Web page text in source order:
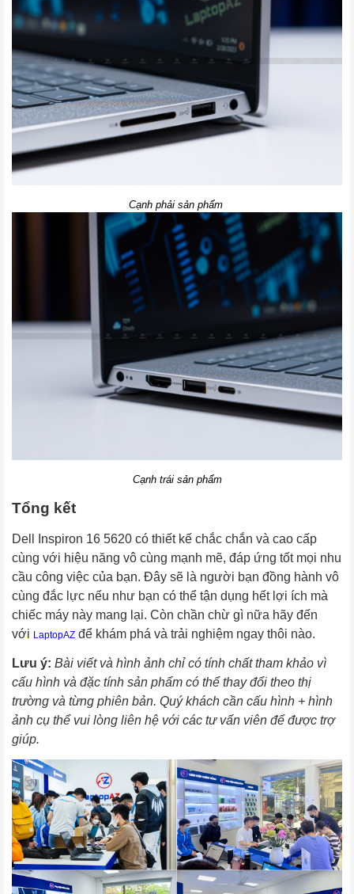
Cạnh phải sản phẩm
Cạnh trái sản phẩm
Tổng kết
Dell Inspiron 16 5620 có thiết kế chắc chắn và cao cấp
cùng với hiệu năng vô cùng mạnh mẽ, đáp ứng tốt mọi nhu
cầu công việc của bạn. Đây sẽ là người bạn đồng hành vô
cùng đắc lực nếu như bạn có thể tận dụng hết lợi ích mà
chiếc máy này mang lại. Còn chần chừ gì nữa hãy đến
với LaptopAZ để khám phá và trải nghiệm ngay thôi nào.
Lưu ý: Bài viết và hình ảnh chỉ có tính chất tham khảo vì
cấu hình và đặc tính sản phẩm có thể thay đổi theo thị
trường và từng phiên bản. Quý khách cần cấu hình + hình
ảnh cụ thể vui lòng liên hệ với các tư vấn viên để được trợ
giúp.